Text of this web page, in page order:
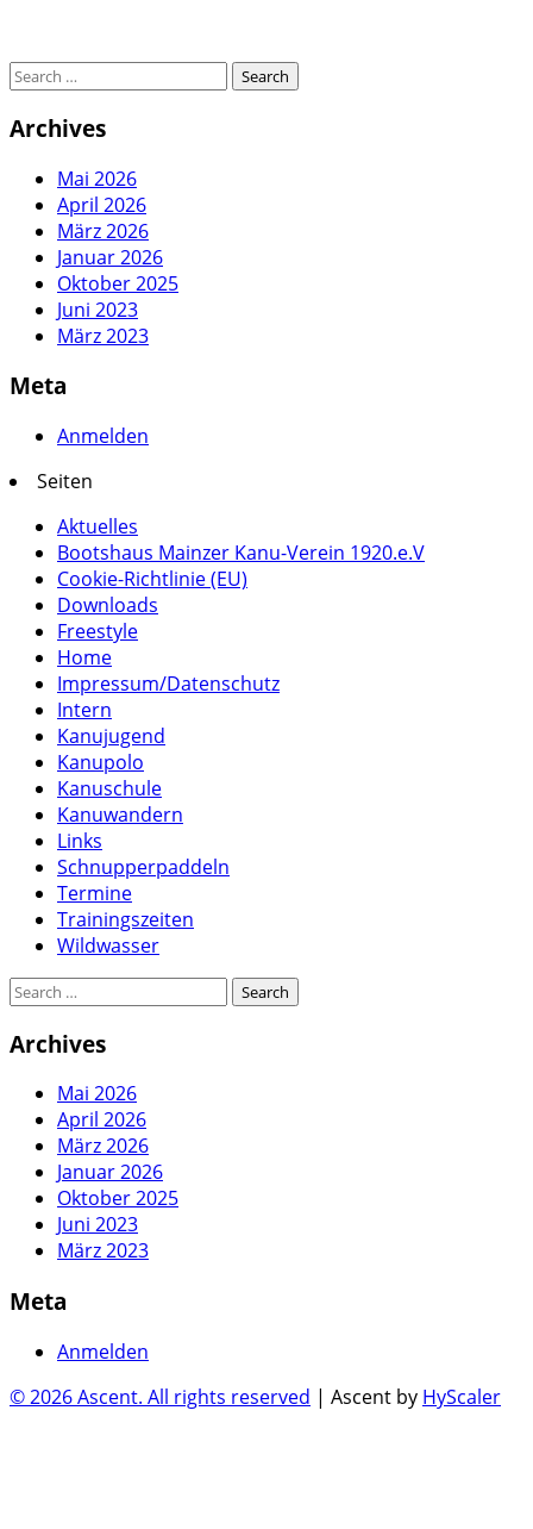
Archives
Mai 2026
April 2026
März 2026
Januar 2026
Oktober 2025
Juni 2023
März 2023
Meta
Anmelden
Seiten
Aktuelles
Bootshaus Mainzer Kanu-Verein 1920.e.V
Cookie-Richtlinie (EU)
Downloads
Freestyle
Home
Impressum/Datenschutz
Intern
Kanujugend
Kanupolo
Kanuschule
Kanuwandern
Links
Schnupperpaddeln
Termine
Trainingszeiten
Wildwasser
Archives
Mai 2026
April 2026
März 2026
Januar 2026
Oktober 2025
Juni 2023
März 2023
Meta
Anmelden
© 2026 Ascent. All rights reserved | Ascent by HyScaler